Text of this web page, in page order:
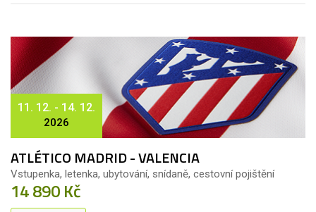
11. 12. - 14. 12.
2026
ATLÉTICO MADRID - VALENCIA
Vstupenka, letenka, ubytování, snídaně, cestovní pojištění
14 890 Kč